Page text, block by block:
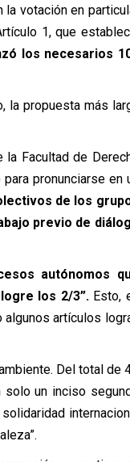
votación en
1, que
los necesarios
la propuesta más
Facultad de
pronunciarse en
de los
previo de
autónomos
los 2/3”.Esto,
artículos
Del total de
solo un inciso